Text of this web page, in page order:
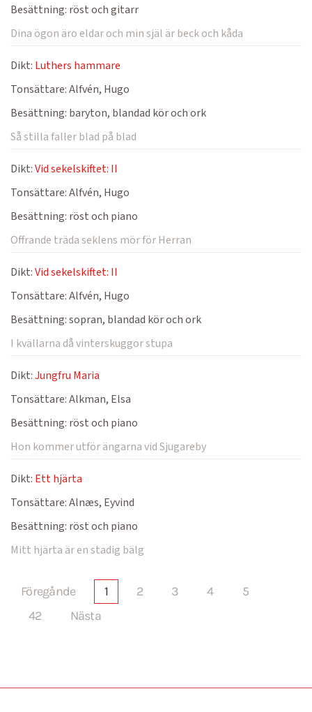
Besättning: röst och gitarr
Dina ögon äro eldar och min själ är beck och kåda
Dikt: Luthers hammare
Tonsättare:Alfvén, Hugo
Besättning: baryton, blandad kör och ork
Så stilla faller blad på blad
Dikt:Vid sekelskiftet: II
Tonsättare:Alfvén, Hugo
Besättning: röst och piano
Offrande träda seklens mör för Herran
Dikt:Vid sekelskiftet: II
Tonsättare:Alfvén, Hugo
Besättning:sopran, blandad kör och ork
I kvällarna då vinterskuggor stupa
Dikt:Jungfru Maria
Tonsättare:Alkman, Elsa
Besättning: röst och piano
Hon kommer utför ängarna vid Sjugareby
Dikt: Ett hjärta
Tonsättare:Alnæs, Eyvind
Besättning: röst och piano
Mitt hjärta är en stadig bälg
Föregånde 1 2 3 4
5
42
Nästa